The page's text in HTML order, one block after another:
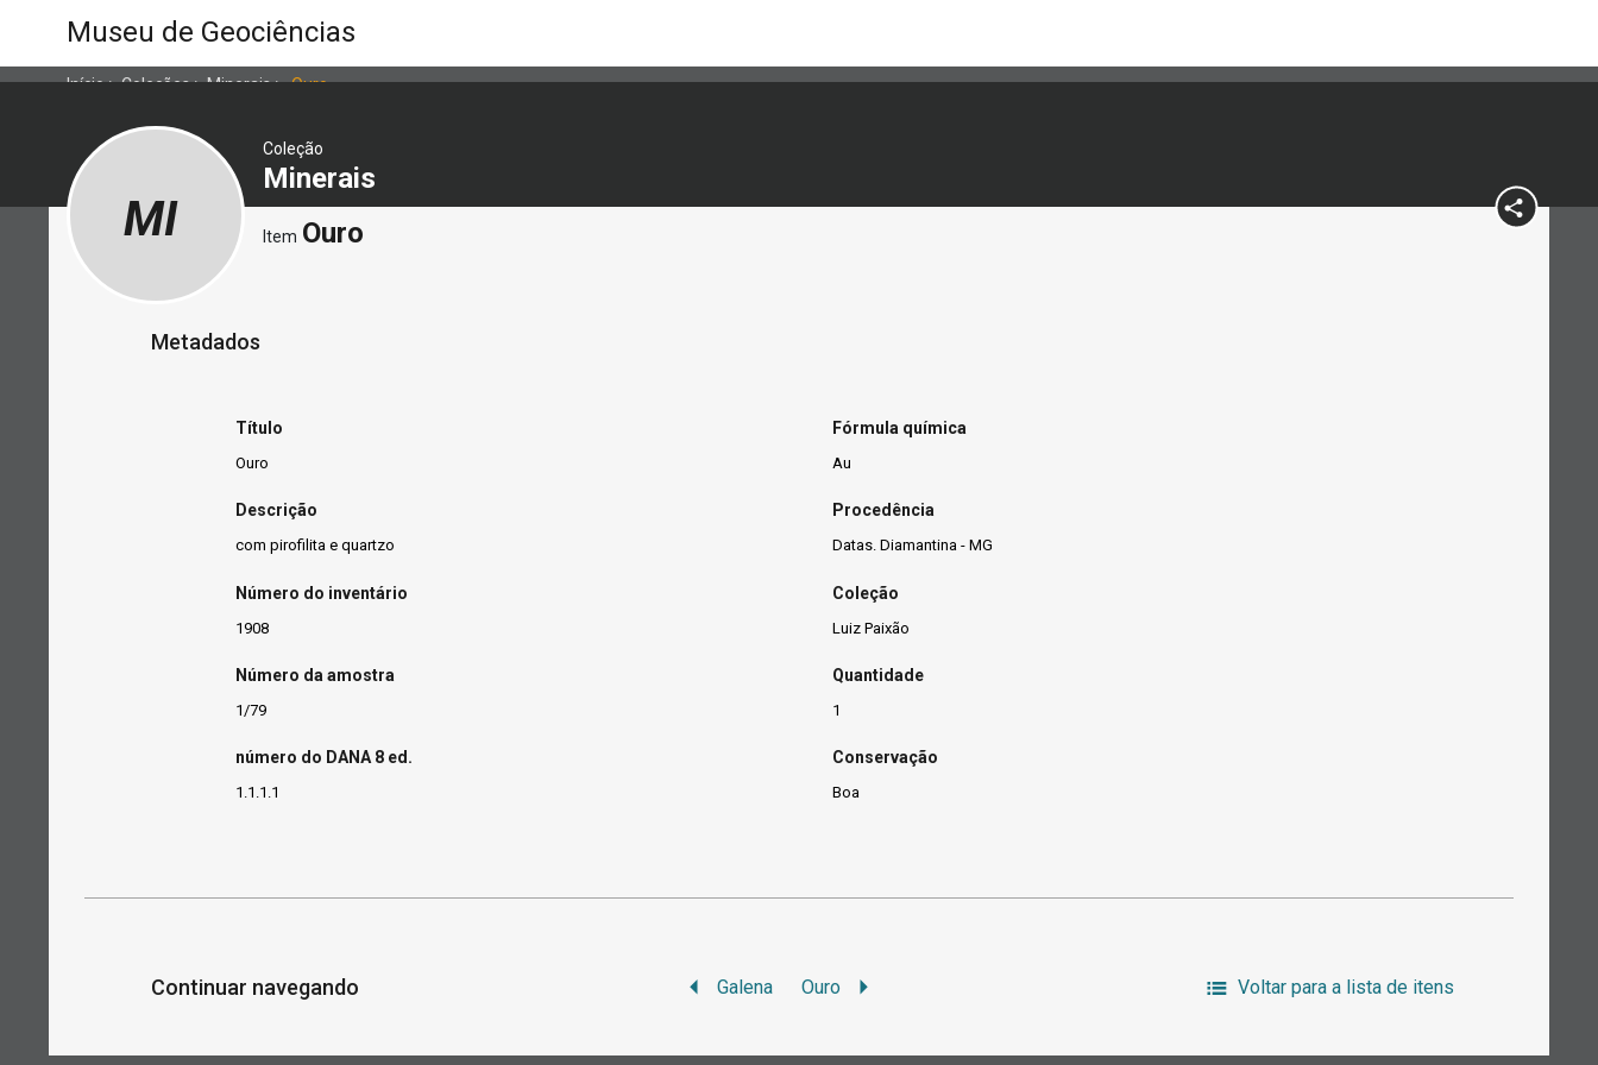
Museu de Geociências
Início>Coleções>Minerais>Ouro
Coleção
Minerais
MI Item Ouro
Metadados
Título
Ouro
Descrição
com pirofilita e quartzo
Número do inventário
1908
Número da amostra
1/79
número do DANA 8 ed.
1.1.1.1
Fórmula química
Au
Procedência
Datas. Diamantina - MG
Coleção
Luiz Paixão
Quantidade
1
Conservação
Boa
Continuar navegando Galena Ouro Voltar para a lista de itens